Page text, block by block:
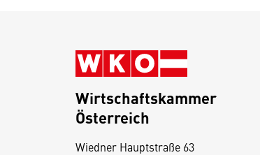
Wirtschaftskammer
Österreich
Wiedner Hauptstraße 63